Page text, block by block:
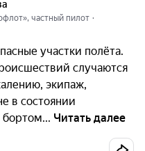
частный пилот ·
участки полёта.
случаются
экипаж,
в состоянии
бортом... Читать далее